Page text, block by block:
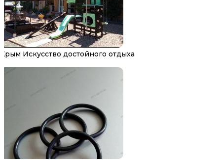
Крым Искусство достойного отдыха